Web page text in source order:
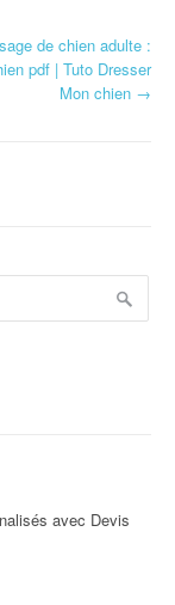
de chien adulte :
pdf | Tuto Dresser
Mon chien →
avec Devis